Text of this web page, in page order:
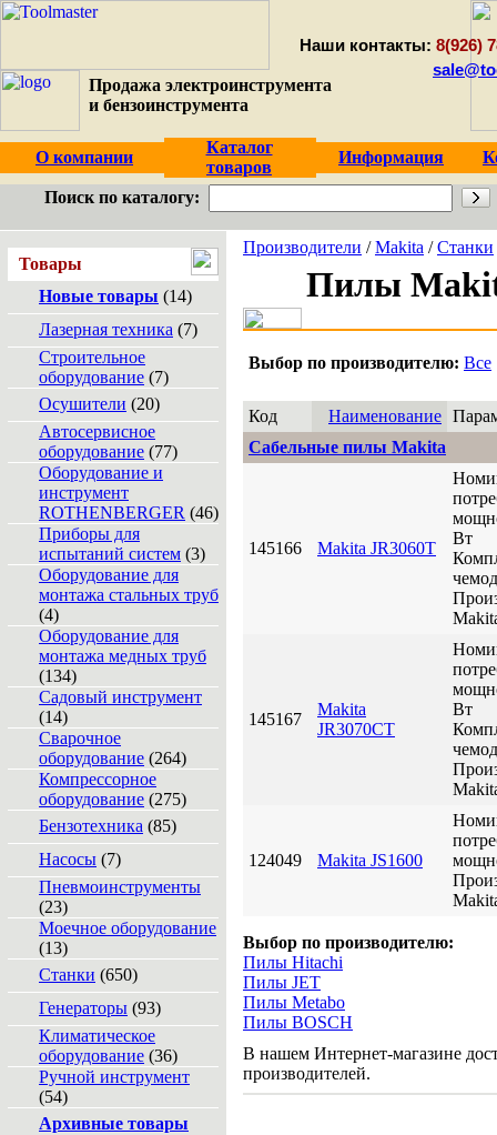
Продажа электроинструмента
и бензоинструмента
Наши контакты: 8(926)
О компании
Каталог
товаров
Информация
Поиск по каталогу:
Товары
Новые товары (14)
Лазерная техника (7)
Строительное
оборудование (7)
Осушители (20)
Автосервисное
оборудование (77)
Оборудование и
инструмент
ROTHENBERGER (46)
Приборы для
испытаний систем (3)
Оборудование для
монтажа стальных труб
(4)
Оборудование для
монтажа медных труб
(134)
Садовый инструмент
(14)
Сварочное
оборудование (264)
Компрессорное
оборудование (275)
Бензотехника (85)
Насосы (7)
Пневмоинструменты
(23)
Моечное оборудование
(13)
Станки (650)
Генераторы (93)
Климатическое
оборудование (36)
Ручной инструмент
(54)
Архивные товары
Производители /Makita /Станки
Пилы
Выбор по производителю: Все
Код Наименование
Сабельные пилы Makita
145166 Makita JR3060T
Вт
145167
Makita
JR3070CT
Вт
124049 Makita JS1600
Выбор по производителю:
Пилы Hitachi
Пилы JET
Пилы Metabo
Пилы BOSCH
В нашем Интернет-магазине
производителей.